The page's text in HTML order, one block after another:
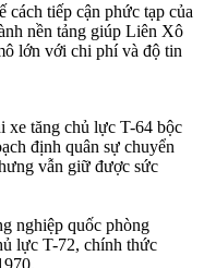
tiếp cận phức tạp của
nền tảng giúp Liên Xô
lớn với chi phí và độ tin
xe tăng chủ lực T-64 bộc
định quân sự chuyển
vẫn giữ được sức
nghiệp quốc phòng
lực T-72, chính thức